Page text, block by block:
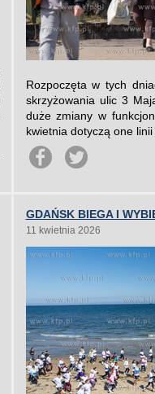
Rozpoczęta w tych
skrzyżowania ulic 3
duże zmiany w
kwietnia dotyczą one linii
GDAŃSK BIEGA I
11 kwietnia 2026